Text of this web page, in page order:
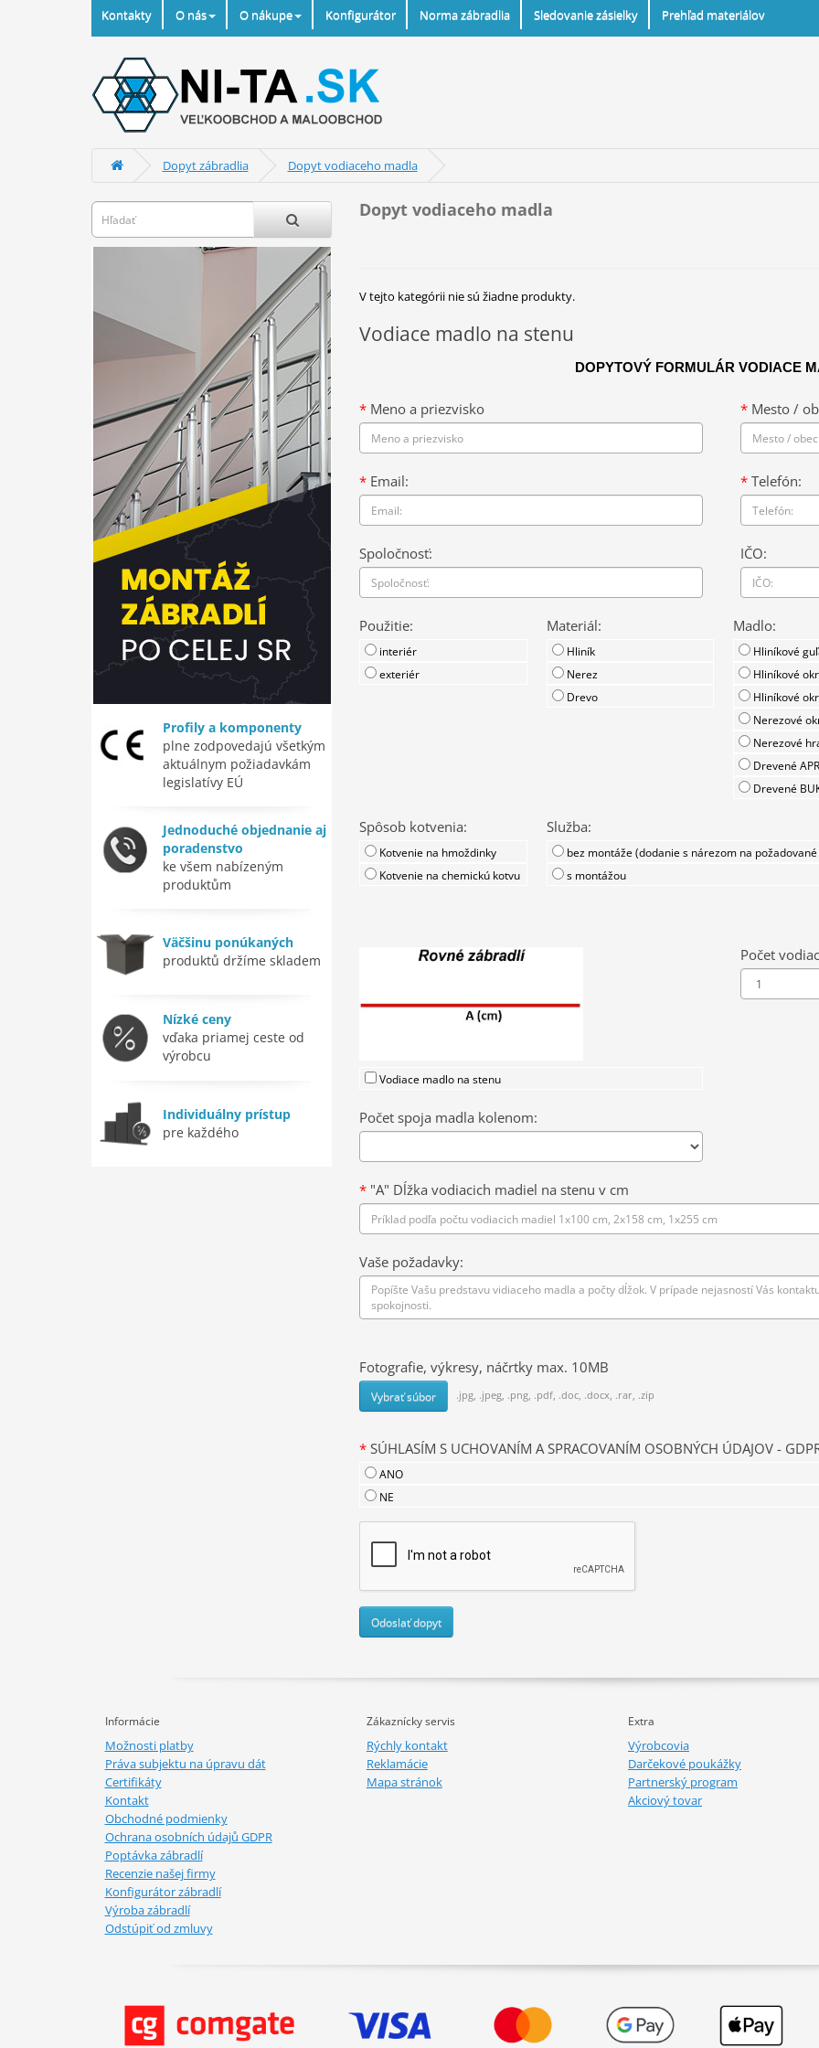
Kontakty O nás O nákupe Konfigurátor Norma zábradlia Sledovanie zásielky Prehľad materiálov
Dopyt zábradlia Dopyt vodiaceho madla
Profily a komponenty
plne zodpovedajú všetkým
aktuálnym požiadavkám
legislatívy EÚ
Jednoduché objednanie aj
poradenstvo
ke všem nabízeným
produktům
Väčšinu ponúkaných
produktů držíme skladem
Nízké ceny
vďaka priamej ceste od
výrobcu
Individuálny prístup
pre každého
Dopyt vodiaceho madla
V tejto kategórii nie sú žiadne produkty.
Vodiace madlo na stenu
DOPYTOVÝ FORMULÁR VODIACE
* Meno a priezvisko * Mesto /
* Email: * Telefón:
Spoločnosť: IČO:
Použitie:
interiér
exteriér
Materiál:
Hliník
Nerez
Drevo
Madlo:
Hliníkové
Hliníkové
Hliníkové
Nerezové
Nerezové
Drevené APR
Drevené
Spôsob kotvenia:
Kotvenie na hmoždinky
Kotvenie na chemickú kotvu
Služba:
bez montáže (dodanie s nárezom na
s montážou
Vodiace madlo na stenu
Počet
Počet spoja madla kolenom:
* "A" Dĺžka vodiacich madiel na stenu v cm
Vaše požadavky:
Fotografie, výkresy, náčrtky max. 10MB
Vybrať súbor .jpg, .jpeg, .png, .pdf, .doc, .docx, .rar, .zip
* SÚHLASÍM S UCHOVANÍM A SPRACOVANÍM OSOBNÝCH ÚDAJOV -
ANO
NE
Odoslať dopyt
Informácie
Možnosti platby
Práva subjektu na úpravu dát
Certifikáty
Kontakt
Obchodné podmienky
Ochrana osobních údajů GDPR
Poptávka zábradlí
Recenzie našej firmy
Konfigurátor zábradlí
Výroba zábradlí
Odstúpiť od zmluvy
Zákaznícky servis
Rýchly kontakt
Reklamácie
Mapa stránok
Extra
Výrobcovia
Darčekové poukážky
Partnerský program
Akciový tovar